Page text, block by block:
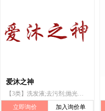
爱沐之神
【3类】洗发液;去污剂;抛光制剂;研磨剂;香料;化妆品;牙膏;香;动物用化妆品;空气芳香剂
立即询价
加入询价单